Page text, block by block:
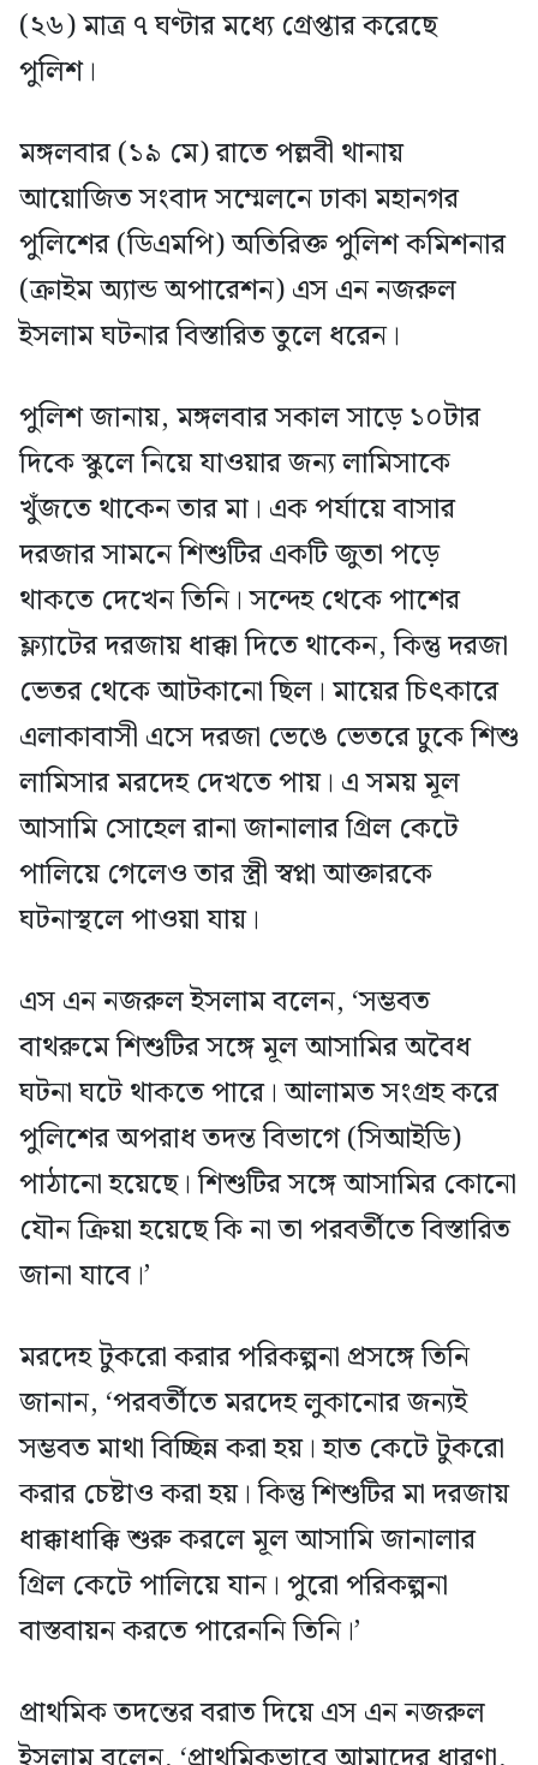
(২৬) মাত্র ৭ ঘণ্টার মধ্যে গ্রেপ্তার করেছে
পুলিশ।
মঙ্গলবার (১৯ মে) রাতে পল্লবী থানায়
আয়োজিত সংবাদ সম্মেলনে ঢাকা মহানগর
পুলিশের (ডিএমপি) অতিরিক্ত পুলিশ কমিশনার
(ক্রাইম অ্যান্ড অপারেশন) এস এন নজরুল
ইসলাম ঘটনার বিস্তারিত তুলে ধরেন।
পুলিশ জানায়, মঙ্গলবার সকাল সাড়ে ১০টার
দিকে স্কুলে নিয়ে যাওয়ার জন্য লামিসাকে
খুঁজতে থাকেন তার মা। এক পর্যায়ে বাসার
দরজার সামনে শিশুটির একটি জুতা পড়ে
থাকতে দেখেন তিনি। সন্দেহ থেকে পাশের
ফ্ল্যাটের দরজায় ধাক্কা দিতে থাকেন, কিন্তু দরজা
ভেতর থেকে আটকানো ছিল। মায়ের চিৎকারে
এলাকাবাসী এসে দরজা ভেঙে ভেতরে ঢুকে শিশু
লামিসার মরদেহ দেখতে পায়। এ সময় মূল
আসামি সোহেল রানা জানালার গ্রিল কেটে
পালিয়ে গেলেও তার স্ত্রী স্বপ্না আক্তারকে
ঘটনাস্থলে পাওয়া যায়।
এস এন নজরুল ইসলাম বলেন, ‘সম্ভবত
বাথরুমে শিশুটির সঙ্গে মূল আসামির অবৈধ
ঘটনা ঘটে থাকতে পারে। আলামত সংগ্রহ করে
পুলিশের অপরাধ তদন্ত বিভাগে (সিআইডি)
পাঠানো হয়েছে। শিশুটির সঙ্গে আসামির কোনো
যৌন ক্রিয়া হয়েছে কি না তা পরবর্তীতে বিস্তারিত
জানা যাবে।’
মরদেহ টুকরো করার পরিকল্পনা প্রসঙ্গে তিনি
জানান, ‘পরবর্তীতে মরদেহ লুকানোর জন্যই
সম্ভবত মাথা বিচ্ছিন্ন করা হয়। হাত কেটে টুকরো
করার চেষ্টাও করা হয়। কিন্তু শিশুটির মা দরজায়
ধাক্কাধাক্কি শুরু করলে মূল আসামি জানালার
গ্রিল কেটে পালিয়ে যান। পুরো পরিকল্পনা
বাস্তবায়ন করতে পারেননি তিনি।’
প্রাথমিক তদন্তের বরাত দিয়ে এস এন নজরুল